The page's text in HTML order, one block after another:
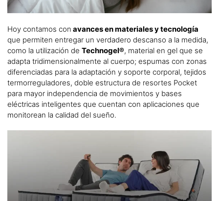
Hoy contamos con avances en materiales y tecnología
que permiten entregar un verdadero descanso a la medida,
como la utilización de Technogel®, material en gel que se
adapta tridimensionalmente al cuerpo; espumas con zonas
diferenciadas para la adaptación y soporte corporal, tejidos
termorreguladores, doble estructura de resortes Pocket
para mayor independencia de movimientos y bases
eléctricas inteligentes que cuentan con aplicaciones que
monitorean la calidad del sueño.